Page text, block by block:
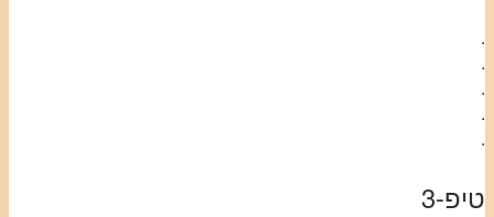
.
.
.
.
.
טיפ-3